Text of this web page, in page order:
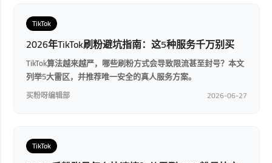
TikTok
2026年TikTok刷粉避坑指南：这5种服务千万别买
TikTok算法越来越严，哪些刷粉方式会导致限流甚至封号？本文
列举5大雷区，并推荐唯一安全的真人服务方案。
买粉呀编辑部 2026-06-27
TikTok